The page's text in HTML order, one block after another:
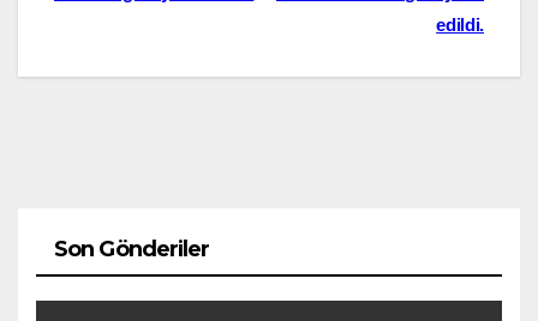
gezinmesi
edildi.
Son Gönderiler